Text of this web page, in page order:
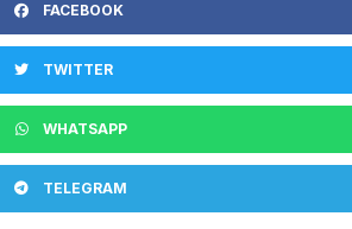
FACEBOOK
TWITTER
WHATSAPP
TELEGRAM